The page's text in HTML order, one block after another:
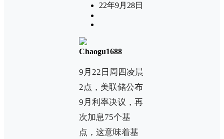
22年9月28日
Chaogu1688
9月22日周四凌晨
2点，美联储公布
9月利率决议，再
次加息75个基
点，这意味着基